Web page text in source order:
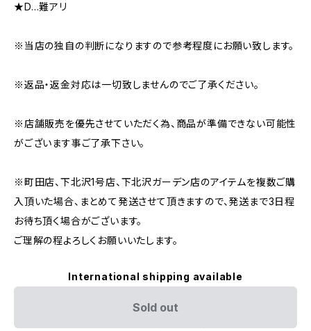
★D…難アリ
※当店の独自の判断になりますので参考程度にお願い致します。
※返品・返金対応は一切致しませんのでご了承ください。
※店舗販売を優先させていただく為、商品が準備できない可能性
がございます事ご了承下さい。
※町田店、下北沢1号店、下北沢ガーデン店のアイテムを複数ご購
入頂いた場合、まとめて発送させて頂きますので、発送まで3日程
お待ち頂く場合がございます。
ご理解の程よろしくお願いいたします。
International shipping available
Sold out